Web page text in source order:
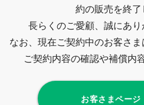
約の販売を終了
長らくのご愛顧、誠にあり
なお、現在ご契約中のお客さ
ご契約内容の確認や補償内
お客さまペー